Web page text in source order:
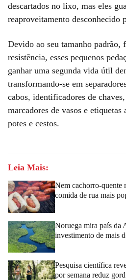
descartados no lixo, mas eles
reaproveitamento desconhecido
Devido ao seu tamanho padrão,
resistência, esses pequenos
ganhar uma segunda vida útil
transformando-se em
cabos, identificadores de
marcadores de vasos e etiquetas
potes e cestos.
Leia Mais:
Nem cachorro-quente
comida de rua mais
Noruega mira país da
investimento de mais
Pesquisa científica
por semana reduz